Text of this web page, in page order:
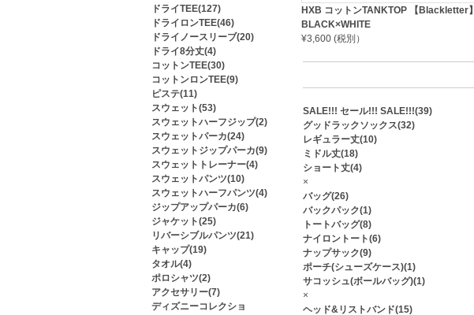
HXB コットンTANKTOP 【Blackletter】
BLACK×WHITE
¥3,600 (税別）
SALE!!! セール!!! SALE!!!(39)
グッドラックソックス(32)
レギュラー丈(10)
ミドル丈(18)
ショート丈(4)
×
バッグ(26)
バックパック(1)
トートバッグ(8)
ナイロントート(6)
ナップサック(9)
ポーチ(シューズケース)(1)
サコッシュ(ボールバッグ)(1)
×
ヘッド&リストバンド(15)
ドライTEE(127)
ドライロンTEE(46)
ドライノースリーブ(20)
ドライ8分丈(4)
コットンTEE(30)
コットンロンTEE(9)
ピステ(11)
スウェット(53)
スウェットハーフジップ(2)
スウェットパーカ(24)
スウェットジップパーカ(9)
スウェットトレーナー(4)
スウェットパンツ(10)
スウェットハーフパンツ(4)
ジップアップパーカ(6)
ジャケット(25)
リバーシブルパンツ(21)
キャップ(19)
タオル(4)
ポロシャツ(2)
アクセサリー(7)
ディズニーコレクショ